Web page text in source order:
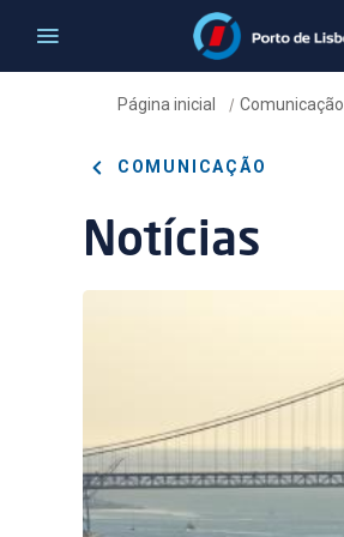
Página inicial / Comunicação
COMUNICAÇÃO
Notícias